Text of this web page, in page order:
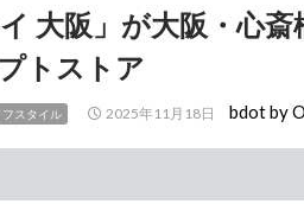
イ 大阪」が大阪・心
トストア
フスタイル 2025年11月18日 bdot by